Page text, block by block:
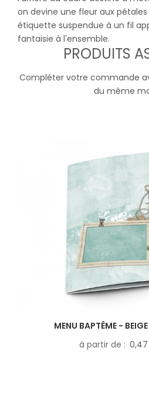
on devine une fleur aux pétales
étiquette suspendue à un fil
fantaisie à l'ensemble.
PRODUITS
Compléter votre commande
du même
MENU BAPTÊME -
à partir de